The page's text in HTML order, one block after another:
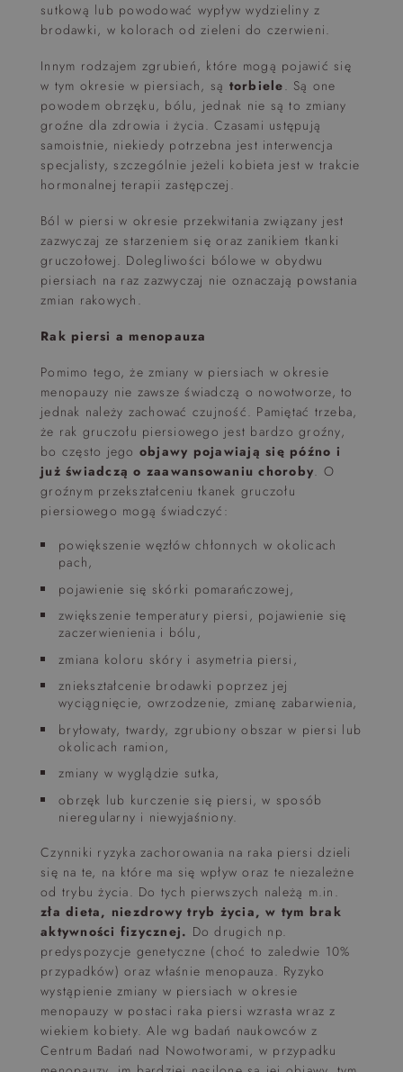
sutkową lub powodować wypływ wydzieliny z
brodawki, w kolorach od zieleni do czerwieni.
Innym rodzajem zgrubień, które mogą pojawić się
w tym okresie w piersiach, są torbiele. Są one
powodem obrzęku, bólu, jednak nie są to zmiany
groźne dla zdrowia i życia. Czasami ustępują
samoistnie, niekiedy potrzebna jest interwencja
specjalisty, szczególnie jeżeli kobieta jest w trakcie
hormonalnej terapii zastępczej.
Ból w piersi w okresie przekwitania związany jest
zazwyczaj ze starzeniem się oraz zanikiem tkanki
gruczołowej. Dolegliwości bólowe w obydwu
piersiach na raz zazwyczaj nie oznaczają powstania
zmian rakowych.
Rak piersi a menopauza
Pomimo tego, że zmiany w piersiach w okresie
menopauzy nie zawsze świadczą o nowotworze, to
jednak należy zachować czujność. Pamiętać trzeba,
że rak gruczołu piersiowego jest bardzo groźny,
bo często jego objawy pojawiają się późno i
już świadczą o zaawansowaniu choroby. O
groźnym przekształceniu tkanek gruczołu
piersiowego mogą świadczyć:
powiększenie węzłów chłonnych w okolicach
pach,
pojawienie się skórki pomarańczowej,
zwiększenie temperatury piersi, pojawienie się
zaczerwienienia i bólu,
zmiana koloru skóry i asymetria piersi,
zniekształcenie brodawki poprzez jej
wyciągnięcie, owrzodzenie, zmianę zabarwienia,
bryłowaty, twardy, zgrubiony obszar w piersi lub
okolicach ramion,
zmiany w wyglądzie sutka,
obrzęk lub kurczenie się piersi, w sposób
nieregularny i niewyjaśniony.
Czynniki ryzyka zachorowania na raka piersi dzieli
się na te, na które ma się wpływ oraz te niezależne
od trybu życia. Do tych pierwszych należą m.in.
zła dieta, niezdrowy tryb życia, w tym brak
aktywności fizycznej. Do drugich np.
predyspozycje genetyczne (choć to zaledwie 10%
przypadków) oraz właśnie menopauza. Ryzyko
wystąpienie zmiany w piersiach w okresie
menopauzy w postaci raka piersi wzrasta wraz z
wiekiem kobiety. Ale wg badań naukowców z
Centrum Badań nad Nowotworami, w przypadku